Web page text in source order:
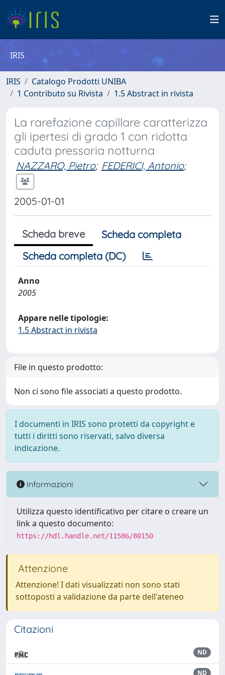
IRIS
IRIS
Catalogo Prodotti UNIBA
1 Contributo su Rivista
1.5 Abstract in rivista
La rarefazione capillare caratterizza
gli ipertesi di grado 1 con ridotta
caduta pressoria notturna
NAZZARO, Pietro; FEDERICI, Antonio;
2005-01-01
Scheda breve
Scheda completa
Scheda completa (DC)
Anno
2005
Appare nelle tipologie:
1.5 Abstract in rivista
File in questo prodotto:
Non ci sono file associati a questo prodotto.
I documenti in IRIS sono protetti da copyright e
tutti i diritti sono riservati, salvo diversa
indicazione.
Informazioni
Utilizza questo identificativo per citare o creare un
link a questo documento:
https://hdl.handle.net/11586/80150
Attenzione
Attenzione! I dati visualizzati non sono stati
sottoposti a validazione da parte dell'ateneo
Citazioni
ND
ND